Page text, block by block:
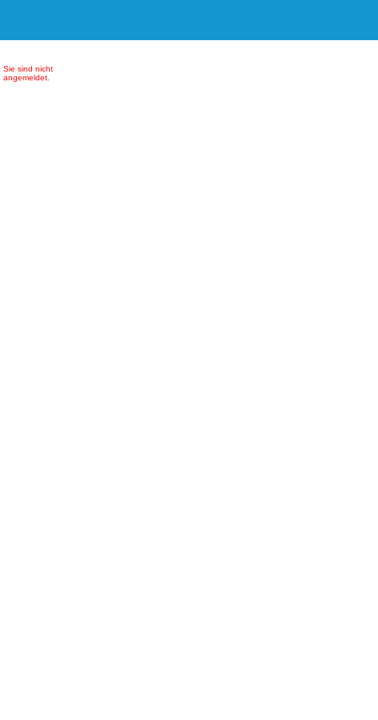
Sie sind nicht
angemeldet.